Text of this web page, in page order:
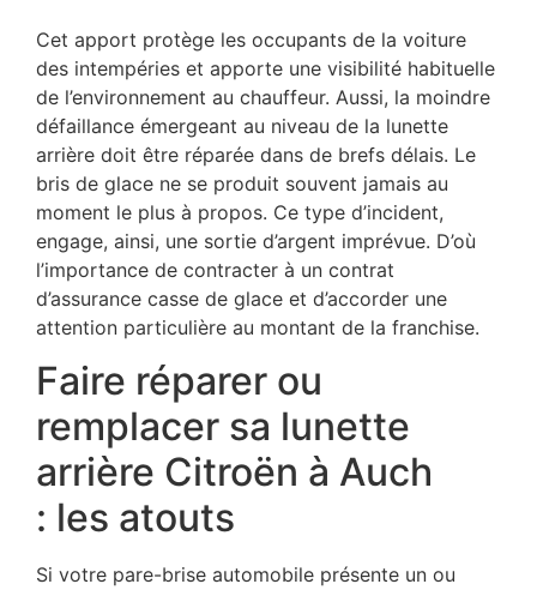
Cet apport protège les occupants de la voiture
des intempéries et apporte une visibilité habituelle
de l’environnement au chauffeur. Aussi, la moindre
défaillance émergeant au niveau de la lunette
arrière doit être réparée dans de brefs délais. Le
bris de glace ne se produit souvent jamais au
moment le plus à propos. Ce type d’incident,
engage, ainsi, une sortie d’argent imprévue. D’où
l’importance de contracter à un contrat
d’assurance casse de glace et d’accorder une
attention particulière au montant de la franchise.
Faire réparer ou
remplacer sa lunette
arrière Citroën à Auch
: les atouts
Si votre pare-brise automobile présente un ou